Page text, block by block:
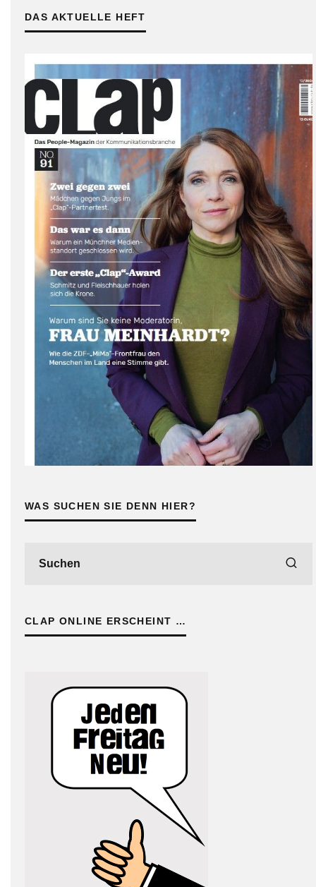
DAS AKTUELLE HEFT
WAS SUCHEN SIE DENN HIER?
CLAP ONLINE ERSCHEINT …